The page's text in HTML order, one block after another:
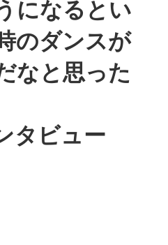
になるとい
のダンスが
なと思った
タビュー